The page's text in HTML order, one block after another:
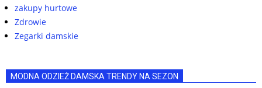
zakupy hurtowe
Zdrowie
Zegarki damskie
MODNA ODZIEŻ DAMSKA TRENDY NA SEZON